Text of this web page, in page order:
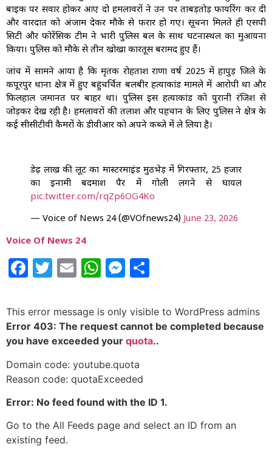
बाइक पर सवार होकर आए दो हमलावरों ने उन पर ताबड़तोड़ फायरिंग कर दी
और वारदात को अंजाम देकर मौके से फरार हो गए। सूचना मिलते ही एसपी
सिटी और फोरेंसिक टीम ने भारी पुलिस बल के साथ घटनास्थल का मुआयना
किया। पुलिस को मौके से तीन खोखा कारतूस बरामद हुए हैं।
जांच में सामने आया है कि मृतक रोहताश राणा वर्ष 2025 में हापुड़ जिले के
कपूरपुर थाना क्षेत्र में हुए बहुचर्चित बलबीर हत्याकांड मामले में आरोपी था और
फिलहाल जमानत पर बाहर था। पुलिस इस हत्याकांड को पुरानी रंजिश से
जोड़कर देख रही है। हमलावरों की तलाश और पहचान के लिए पुलिस ने क्षेत्र के
कई सीसीटीवी कैमरों के डीवीआर को अपने कब्जे में ले लिया है।
डेढ़ लाख की लूट का मास्टरमाइंड मुठभेड़ में गिरफ्तार, 25 हजार
का इनामी बदमाश पैर में गोली लगने से घायल
pic.twitter.com/rqZp6OG4Ko
— Voice of News 24 (@VOfnews24) June 23, 2026
Voice Of News 24
Facebook
Twitter
EmailWhatsApp
Messenger
This error message is only visible to WordPress admins
Error 403: The request cannot be completed because
you have exceeded your quota..
Domain code: youtube.quota
Reason code: quotaExceeded
Error: No feed found with the ID 1.
Go to the All Feeds page and select an ID from an
existing feed.